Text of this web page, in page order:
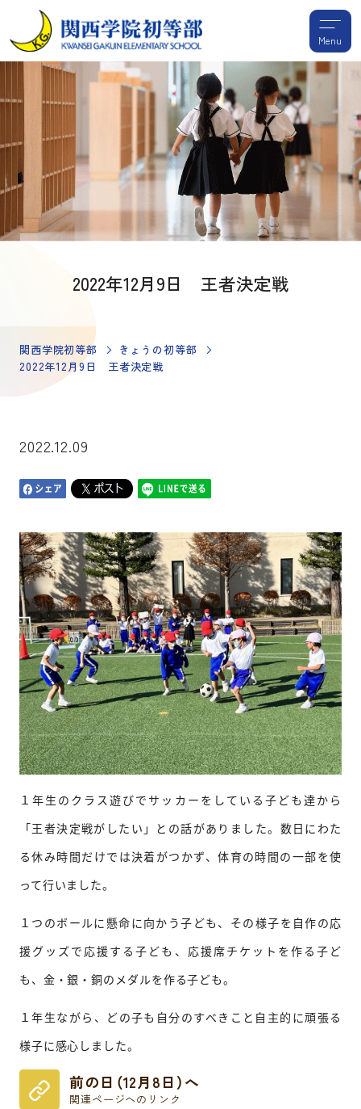
Menu
2022年12月9日 王者決定戦
関西学院初等部
きょうの初等部
2022年12月9日 王者決定戦
2022.12.09
１年生のクラス遊びでサッカーをしている子ども達から
「王者決定戦がしたい」との話がありました。数日にわた
る休み時間だけでは決着がつかず、体育の時間の一部を使
って行いました。
１つのボールに懸命に向かう子ども、その様子を自作の応
援グッズで応援する子ども、応援席チケットを作る子ど
も、金・銀・銅のメダルを作る子ども。
１年生ながら、どの子も自分のすべきこと自主的に頑張る
様子に感心しました。
前の日（12月8日）へ
関連ページへのリンク